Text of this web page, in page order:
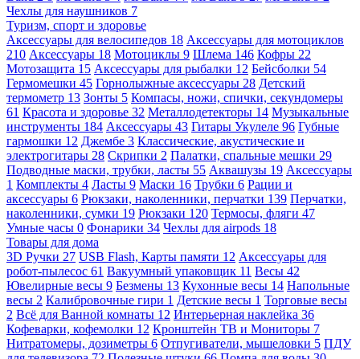
Чехлы для наушников 7
Туризм, спорт и здоровье
Аксессуары для велосипедов 18 Аксессуары для мотоциклов
210 Аксессуары 18 Мотоциклы 9 Шлема 146 Кофры 22
Мотозащита 15 Аксессуары для рыбалки 12 Бейсболки 54
Гермомешки 45 Горнолыжные аксессуары 28 Детский
термометр 13 Зонты 5 Компасы, ножи, спички, секундомеры
61 Красота и здоровье 32 Металлодетекторы 14 Музыкальные
инструменты 184 Аксессуары 43 Гитары Укулеле 96 Губные
гармошки 12 Джембе 3 Классические, акустические и
электрогитары 28 Скрипки 2 Палатки, спальные мешки 29
Подводные маски, трубки, ласты 55 Аквашузы 19 Аксессуары
1 Комплекты 4 Ласты 9 Маски 16 Трубки 6 Рации и
аксессуары 6 Рюкзаки, наколенники, перчатки 139 Перчатки,
наколенники, сумки 19 Рюкзаки 120 Термосы, фляги 47
Умные часы 0 Фонарики 34 Чехлы для airpods 18
Товары для дома
3D Ручки 27 USB Flash, Карты памяти 12 Аксессуары для
робот-пылесос 61 Вакуумный упаковщик 11 Весы 42
Ювелирные весы 9 Безмены 13 Кухонные весы 14 Напольные
весы 2 Калибровочные гири 1 Детские весы 1 Торговые весы
2 Всё для Ванной комнаты 12 Интерьерная наклейка 36
Кофеварки, кофемолки 12 Кронштейн ТВ и Мониторы 7
Нитратомеры, дозиметры 6 Отпугиватели, мышеловки 5 ПДУ